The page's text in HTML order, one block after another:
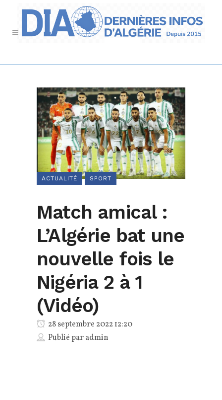
ACTUALITÉ SPORT
Match amical :
L’Algérie bat une
nouvelle fois le
Nigéria 2 à 1
(Vidéo)
28 septembre 2022 12:20
Publié paradmin